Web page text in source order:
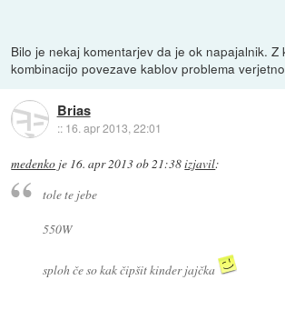
Bilo je nekaj komentarjev da je ok napajalnik. Z
kombinacijo povezave kablov problema
Brias
:: 16. apr 2013, 22:01
medenko je 16. apr 2013 ob 21:38izjavil:
tole te jebe
550W
sploh če so kak čipšit kinder jajčka